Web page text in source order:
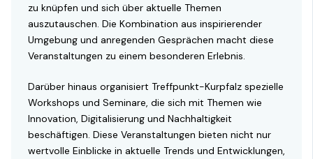
zu knüpfen und sich über aktuelle Themen
auszutauschen. Die Kombination aus inspirierender
Umgebung und anregenden Gesprächen macht diese
Veranstaltungen zu einem besonderen Erlebnis.
Darüber hinaus organisiert Treffpunkt-Kurpfalz spezielle
Workshops und Seminare, die sich mit Themen wie
Innovation, Digitalisierung und Nachhaltigkeit
beschäftigen. Diese Veranstaltungen bieten nicht nur
wertvolle Einblicke in aktuelle Trends und Entwicklungen,